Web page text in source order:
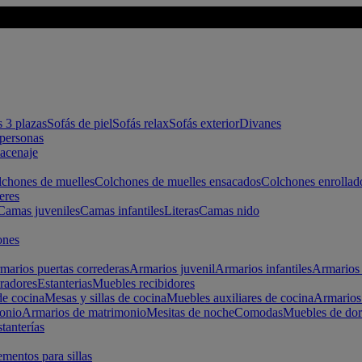
3 plazasSofás de pielSofás relaxSofás exteriorDivanes
de muellesColchones de muelles ensacadosColchones
juvenilesCamas infantilesLiterasCamas nido
puertas correderasArmarios juvenilArmarios infantilesArmarios
EstanteriasMuebles recibidores
cocinaMesas y sillas de cocinaMuebles auxiliares de cocina
Armarios de matrimonioMesitas de nocheComodasMuebles de
para sillas